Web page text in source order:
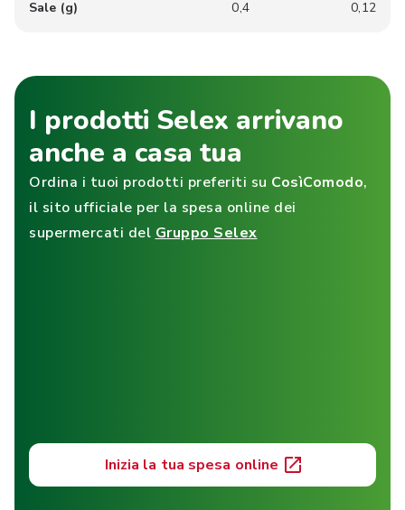
Sale (g) 0,4 0,12
I prodotti Selex arrivano
anche a casa tua
Ordina i tuoi prodotti preferiti su CosìComodo,
il sito ufficiale per la spesa online dei
supermercati del Gruppo Selex
Inizia la tua spesa online